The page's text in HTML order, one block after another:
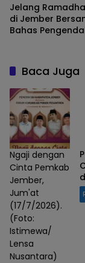
Jelang
di Jember
Bahas
Baca Juga
Ngaji dengan
Cinta Pemkab
Jember,
Jum'at
(17/7/2026).
(Foto:
Istimewa/
Lensa
Nusantara)